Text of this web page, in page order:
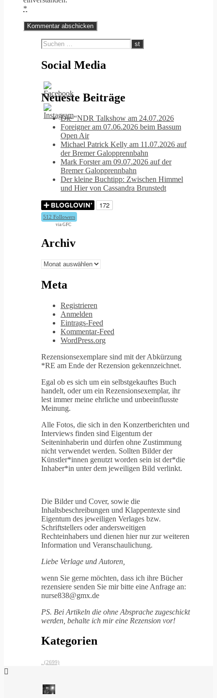
*
Social Media
Neueste Beiträge
Die “NDR Talkshow am 24.07.2026
Foreigner am 07.06.2026 beim Bassum
Open Air
Michael Patrick Kelly am 11.07.2026 auf
der Bremer Galopprennbahn
Mark Forster am 09.07.2026 auf der
Bremer Galopprennbahn
Der kleine Buchtipp: Zwischen Himmel
und Hier von Cassandra Brunstedt
512 Followers
via GFC
Archiv
Archiv
Meta
Registrieren
Anmelden
Eintrags-Feed
Kommentar-Feed
WordPress.org
Rezensionsexemplare sind mit der Abkürzung
*RE am Ende der Rezension gekennzeichnet.
Egal ob es sich um ein selbstgekauftes Buch
handelt, oder um ein Rezensionsexemplar, ihr
lest immer meine ehrliche und unbeeinflusste
Meinung.
Alle Fotos, die sich in den Konzertberichten und
Interviews finden sind Eigentum der
Seiteninhaberin und dürfen ohne Zustimmung
nicht verwendet werden. Sollten Bilder der
Künstler*innen genutzt worden sein ist der*die
Inhaber*in unter dem jeweiligen Bild verlinkt.
Die Bilder und Cover, sowie die
Inhaltsbeschreibungen und Klappentexte sind
Eigentum des jeweiligen Verlages bzw.
Schriftstellers oder andersweitigen
Rechteinhabers und dienen hier nur zur weiteren
Information und Veranschaulichung.
Liebe Verlage und Autoren,
wenn Sie gerne möchten, dass ich ihre Bücher
rezensiere senden Sie mir bitte eine Anfrage an:
nurse838@gmx.de
PS. Bei Artikeln die ohne Absprache zugeschickt
werden, behalte ich mir eine Rezension vor!
Kategorien
. (2699)